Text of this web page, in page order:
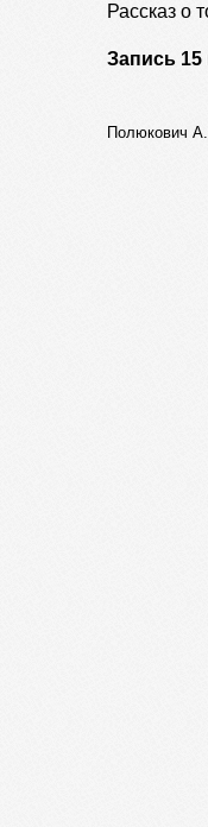
Рассказ о
Запись 15
Полюкович